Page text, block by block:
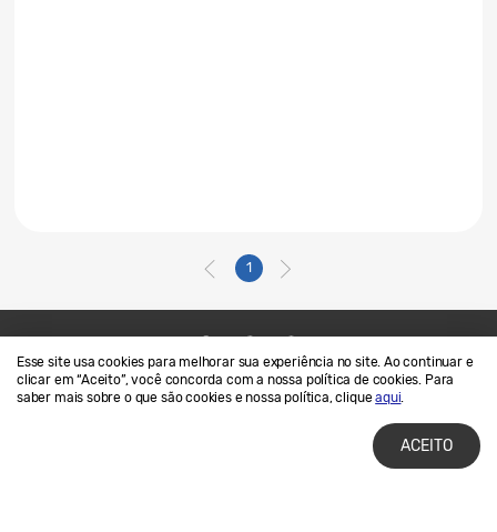
Esse site usa cookies para melhorar sua experiência no site. Ao continuar e
clicar em “Aceito”, você concorda com a nossa política de cookies. Para
saber mais sobre o que são cookies e nossa política, cliqueaqui.
ACEITO
1
Contato
SAMSUNG.COM
Termos de Uso
Privacidade e Cookies